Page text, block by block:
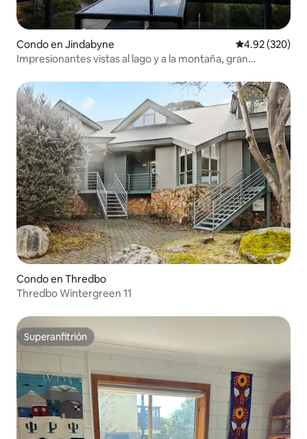
Condo en Jindabyne Calificación
4.92 (320)
Impresionantes vistas al lago y a la montaña, gran
Condo en Thredbo
Thredbo Wintergreen 11
Superanfitrión
Superanfitrión